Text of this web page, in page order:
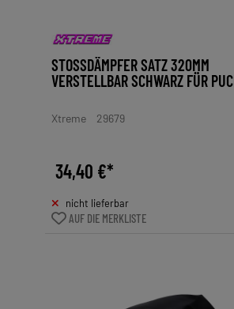
STOSSDÄMPFER SATZ 320MM V
ERSTELLBAR SCHWARZ FÜR PUCH
Xtreme 29679
34,40 €*
nicht lieferbar
AUF DIE MERKLISTE